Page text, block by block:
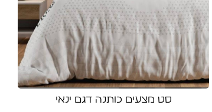
סט מצעים כותנה דגם ינאי